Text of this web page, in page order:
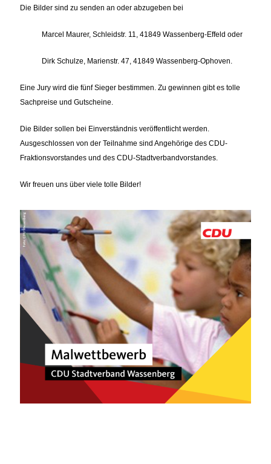
Die Bilder sind zu senden an oder abzugeben bei
Marcel Maurer, Schleidstr. 11, 41849 Wassenberg-Effeld oder
Dirk Schulze, Marienstr. 47, 41849 Wassenberg-Ophoven.
Eine Jury wird die fünf Sieger bestimmen. Zu gewinnen gibt es tolle
Sachpreise und Gutscheine.
Die Bilder sollen bei Einverständnis veröffentlicht werden.
Ausgeschlossen von der Teilnahme sind Angehörige des CDU-
Fraktionsvorstandes und des CDU-Stadtverbandvorstandes.
Wir freuen uns über viele tolle Bilder!